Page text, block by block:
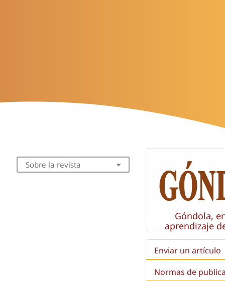
Sobre la revista
Góndola,
aprendizaje
Enviar un artículo
Normas de